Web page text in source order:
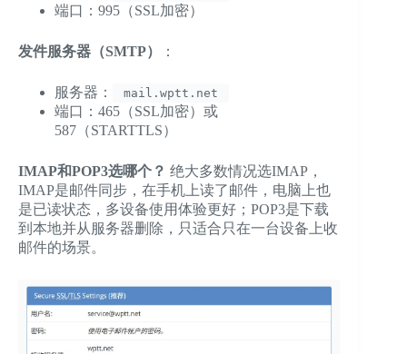
端口：995（SSL加密）
发件服务器（SMTP） ：
服务器： mail.wptt.net
端口：465（SSL加密）或
587（STARTTLS）
IMAP和POP3选哪个？ 绝大多数情况选IMAP，
IMAP是邮件同步，在手机上读了邮件，电脑上也
是已读状态，多设备使用体验更好；POP3是下载
到本地并从服务器删除，只适合只在一台设备上收
邮件的场景。